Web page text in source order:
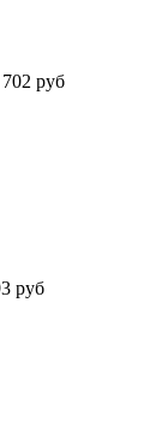
руб
руб